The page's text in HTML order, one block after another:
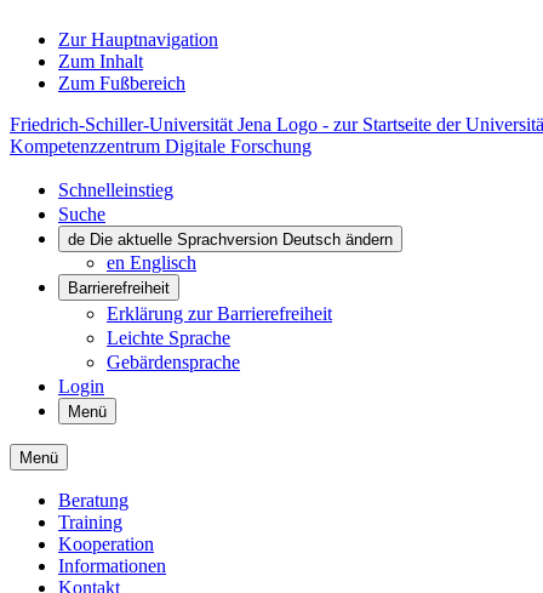
Zur Hauptnavigation
Zum Inhalt
Zum Fußbereich
Friedrich-Schiller-Universität Jena Logo - zur Startseite der
Kompetenzzentrum Digitale Forschung
Schnelleinstieg
Suche
de Die aktuelle Sprachversion Deutsch ändern
en Englisch
Barrierefreiheit
Erklärung zur Barrierefreiheit
Leichte Sprache
Gebärdensprache
Login
Menü
Menü
Beratung
Training
Kooperation
Informationen
Kontakt